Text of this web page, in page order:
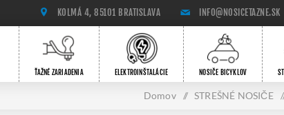
KOLMÁ 4, 85101 BRATISLAVA INFO@NOSICETAZNE.SK
ŤAŽNÉ ZARIADENIA ELEKTROINŠTALÁCIE NOSIČE BICYKLOV
Domov / STREŠNÉ NOSIČE /